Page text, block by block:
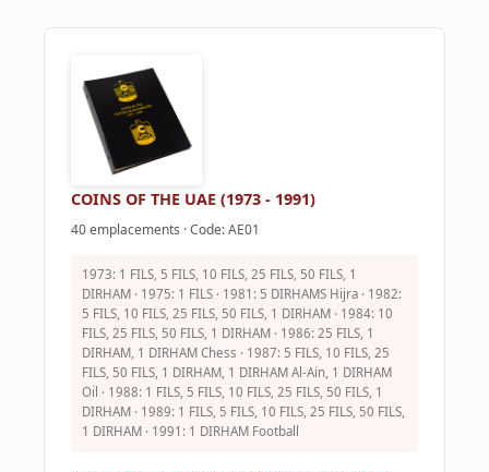
COINS OF THE UAE (1973 - 1991)
40 emplacements · Code: AE01
1973: 1 FILS, 5 FILS, 10 FILS, 25 FILS, 50 FILS, 1
DIRHAM · 1975: 1 FILS · 1981: 5 DIRHAMS Hijra · 1982:
5 FILS, 10 FILS, 25 FILS, 50 FILS, 1 DIRHAM · 1984: 10
FILS, 25 FILS, 50 FILS, 1 DIRHAM · 1986: 25 FILS, 1
DIRHAM, 1 DIRHAM Chess · 1987: 5 FILS, 10 FILS, 25
FILS, 50 FILS, 1 DIRHAM, 1 DIRHAM Al-Ain, 1 DIRHAM
Oil · 1988: 1 FILS, 5 FILS, 10 FILS, 25 FILS, 50 FILS, 1
DIRHAM · 1989: 1 FILS, 5 FILS, 10 FILS, 25 FILS, 50 FILS,
1 DIRHAM · 1991: 1 DIRHAM Football